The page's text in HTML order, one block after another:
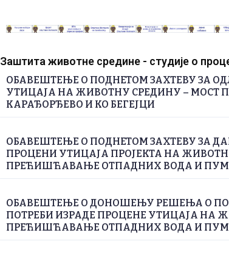
Заштита животне средине - студије о
ОБАВЕШТЕЊЕ О ПОДНЕТОМ ЗАХТЕВУ ЗА
УТИЦАЈА НА ЖИВОТНУ СРЕДИНУ – МОСТ
КАРАЂОРЂЕВО И КО БЕГЕЈЦИ
ОБАВЕШТЕЊЕ О ПОДНЕТОМ ЗАХТЕВУ ЗА
ПРОЦЕНИ УТИЦАЈА ПРОЈЕКТА НА
ПРЕЋИШЋАВАЊЕ ОТПАДНИХ ВОДА И
ОБАВЕШТЕЊЕ О ДОНОШЕЊУ РЕШЕЊА О
ПОТРЕБИ ИЗРАДЕ ПРОЦЕНЕ УТИЦАЈА НА
ПРЕЋИШЋАВАЊЕ ОТПАДНИХ ВОДА И